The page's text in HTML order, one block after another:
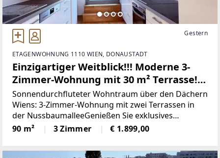
Gestern
ETAGENWOHNUNG 1110 WIEN, DONAUSTADT
Einzigartiger Weitblick!!! Moderne 3-
Zimmer-Wohnung mit 30 m² Terrasse!!!
(U3 Nähe)
Sonnendurchfluteter Wohntraum über den Dächern
Wiens: 3-Zimmer-Wohnung mit zwei Terrassen in
der NussbaumalleeGenießen Sie exklusives
Wohngefühl im 7. Obergeschoss! Diese
lichtdurchflutete, moderne 3-Zimmer-Wohnung
90 m² 3 Zimmer € 1.899,00